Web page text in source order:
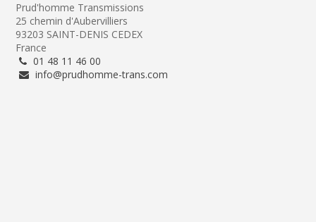
Prud'homme Transmissions
25 chemin d'Aubervilliers
93203 SAINT-DENIS CEDEX
France
01 48 11 46 00
info@prudhomme-trans.com